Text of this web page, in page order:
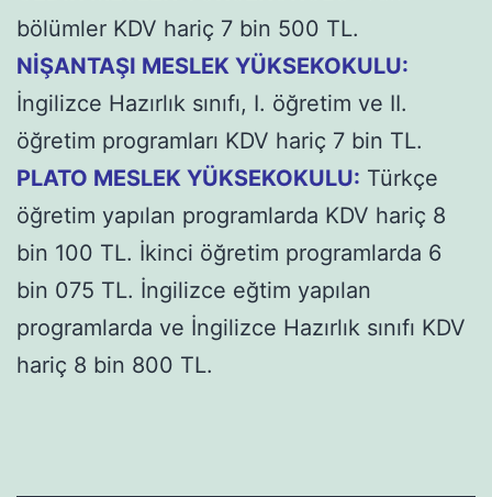
bölümler KDV hariç 7 bin 500 TL.
NİŞANTAŞI MESLEK YÜKSEKOKULU:
İngilizce Hazırlık sınıfı, I. öğretim ve II.
öğretim programları KDV hariç 7 bin TL.
PLATO MESLEK YÜKSEKOKULU: Türkçe
öğretim yapılan programlarda KDV hariç 8
bin 100 TL. İkinci öğretim programlarda 6
bin 075 TL. İngilizce eğtim yapılan
programlarda ve İngilizce Hazırlık sınıfı KDV
hariç 8 bin 800 TL.